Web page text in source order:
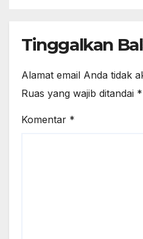
Tinggalkan
Alamat email Anda tidak
Ruas yang wajib ditandai *
Komentar *